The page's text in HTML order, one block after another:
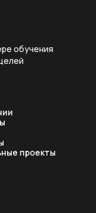
обучения
проекты